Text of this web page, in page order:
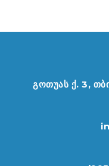
გოთუას ქ. 3,